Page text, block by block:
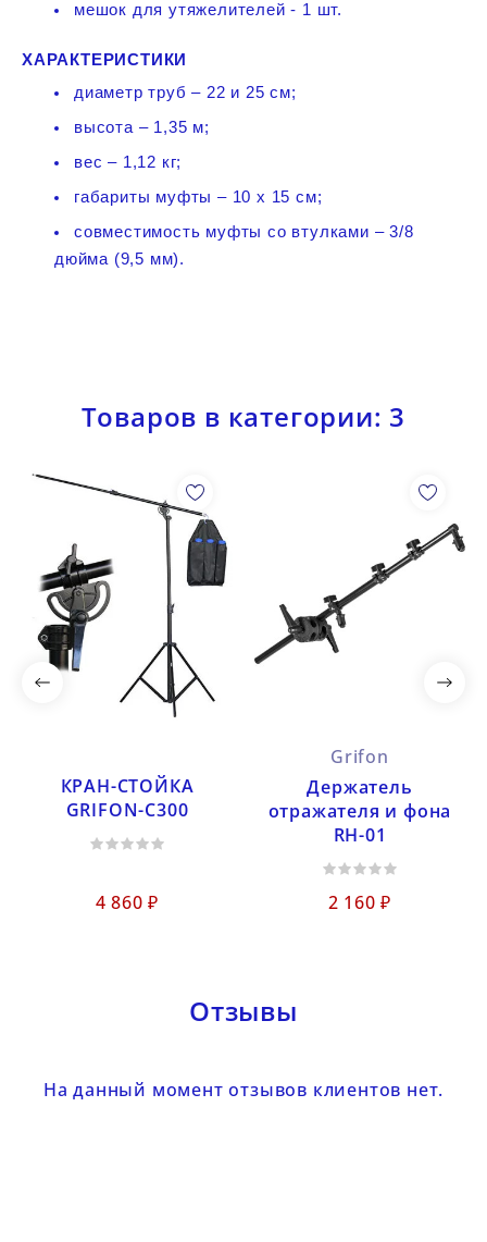
мешок для утяжелителей - 1 шт.
ХАРАКТЕРИСТИКИ
диаметр труб – 22 и 25 см;
высота – 1,35 м;
вес – 1,12 кг;
габариты муфты – 10 х 15 см;
совместимость муфты со втулками – 3/8
дюйма (9,5 мм).
Товаров в категории: 3
КРАН-СТОЙКА
GRIFON-C300
4 860 ₽
Grifon
Держатель
отражателя и фона
RH-01
2 160 ₽
Отзывы
На данный момент отзывов клиентов нет.